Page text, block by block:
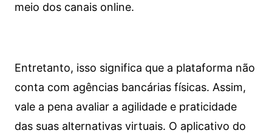
meio dos canais online.
Entretanto, isso significa que a plataforma não
conta com agências bancárias físicas. Assim,
vale a pena avaliar a agilidade e praticidade
das suas alternativas virtuais. O aplicativo do